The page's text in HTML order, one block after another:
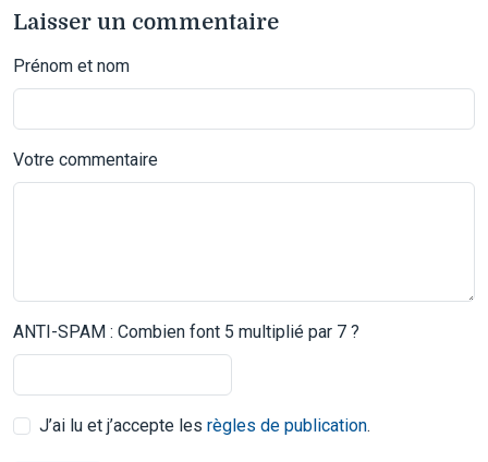
Laisser un commentaire
Prénom et nom
Votre commentaire
ANTI-SPAM : Combien font 5 multiplié par 7 ?
J’ai lu et j’accepte les règles de publication.